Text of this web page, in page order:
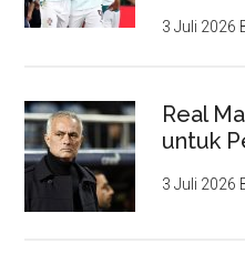
3 Juli 2026
Real
untuk
3 Juli 2026